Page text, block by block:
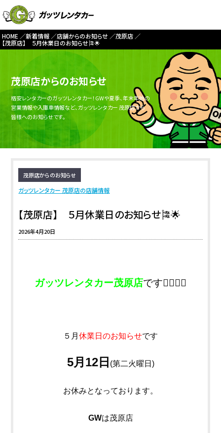
HOME 新着情報 店舗からのお知らせ
茂原店
【茂原店】 ５月休業日のお知らせ🎏🌟
茂原店からのお知らせ
格安レンタカーのガッツレンタカー！GWや夏季、年末年始の
営業情報や入庫車情報など、ガッツレンタカー 茂原店から
皆様へのお知らせです。
茂原店からのお知らせ
ガッツレンタカー 茂原店の店舗情報
【茂原店】 ５月休業日のお知らせ🎏🌟
2026年4月20日
ガッツレンタカー茂原店です💁‍♀️💁‍♂️
５月 休業日のお知らせです
5月12日 (第二火曜日)
お休みとなっております。
GWは茂原店